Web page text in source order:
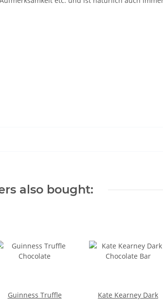
also bought:
Guinness Truffle
Kate Kearney Dark